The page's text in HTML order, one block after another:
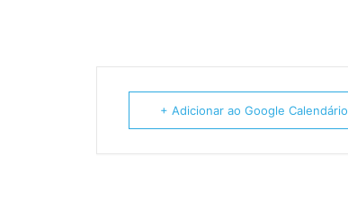
+ Adicionar ao Google Calendário